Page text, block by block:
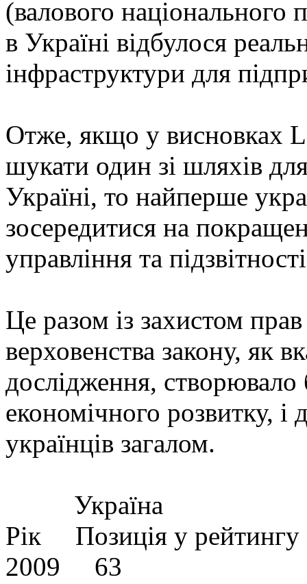
(валового національного
в Україні відбулося
інфраструктури для
Отже, якщо у висновках
шукати один зі шляхів
Україні, то найперше
зосередитися на
управління та
Це разом із захистом
верховенства закону, як
дослідження, створювало
економічного розвитку,
українців загалом.
Україна
Рік Позиція у рейтингу
2009 63